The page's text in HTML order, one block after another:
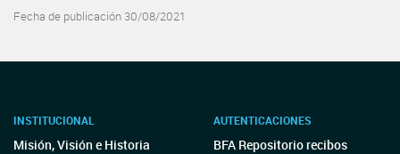
Fecha de publicación 30/08/2021
INSTITUCIONAL
Misión, Visión e Historia
AUTENTICACIONES
BFA Repositorio recibos